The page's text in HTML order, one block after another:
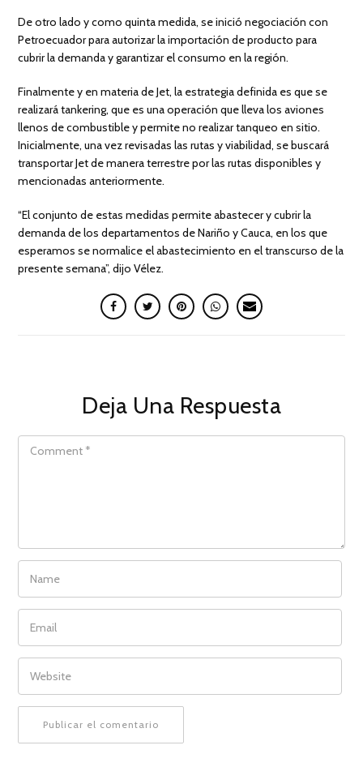
De otro lado y como quinta medida, se inició negociación con
Petroecuador para autorizar la importación de producto para
cubrir la demanda y garantizar el consumo en la región.
Finalmente y en materia de Jet, la estrategia definida es que se
realizará tankering, que es una operación que lleva los aviones
llenos de combustible y permite no realizar tanqueo en sitio.
Inicialmente, una vez revisadas las rutas y viabilidad, se buscará
transportar Jet de manera terrestre por las rutas disponibles y
mencionadas anteriormente.
“El conjunto de estas medidas permite abastecer y cubrir la
demanda de los departamentos de Nariño y Cauca, en los que
esperamos se normalice el abastecimiento en el transcurso de la
presente semana”, dijo Vélez.
Deja Una Respuesta
COMMENT
NAME
EMAIL
WEBSITE